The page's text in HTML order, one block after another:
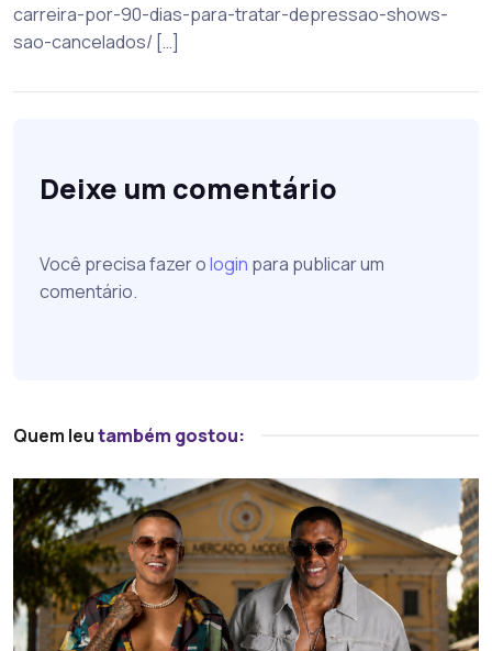
carreira-por-90-dias-para-tratar-depressao-shows-
sao-cancelados/ […]
Deixe um comentário
Você precisa fazer ologin para publicar um
comentário.
Quem leutambém gostou: